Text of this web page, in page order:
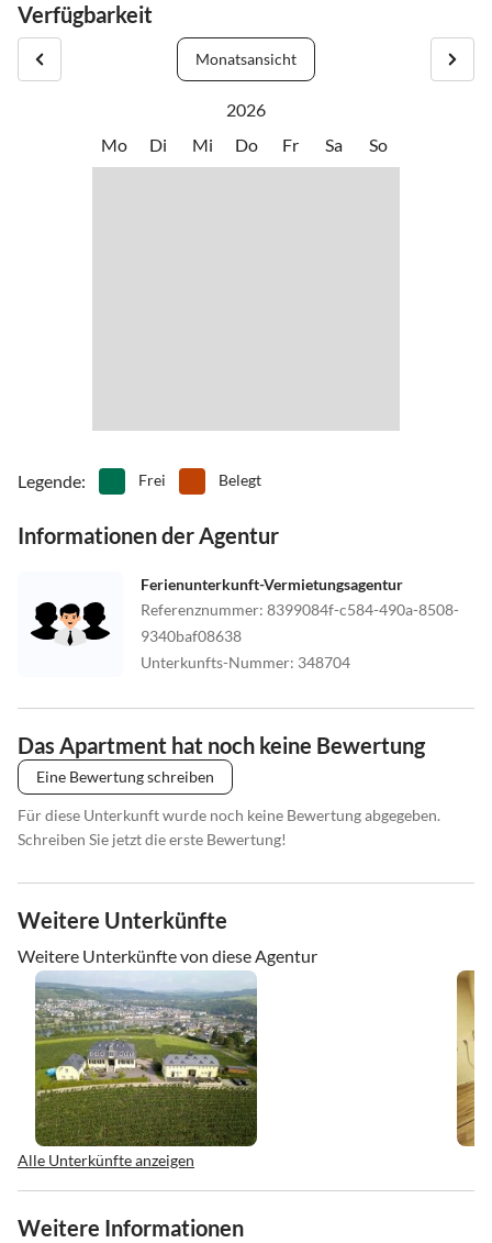
Verfügbarkeit
Monatsansicht
2026
Mo
Di Mi Do Fr Sa So
Legende: Frei Belegt
Informationen der Agentur
Ferienunterkunft-Vermietungsagentur
Referenznummer: 8399084f-c584-490a-8508-
9340baf08638
Unterkunfts-Nummer: 348704
Das Apartment hat noch keine Bewertung
Eine Bewertung schreiben
Für diese Unterkunft wurde noch keine Bewertung abgegeben.
Schreiben Sie jetzt die erste Bewertung!
Weitere Unterkünfte
Weitere Unterkünfte von diese Agentur
Alle Unterkünfte anzeigen
Weitere Informationen